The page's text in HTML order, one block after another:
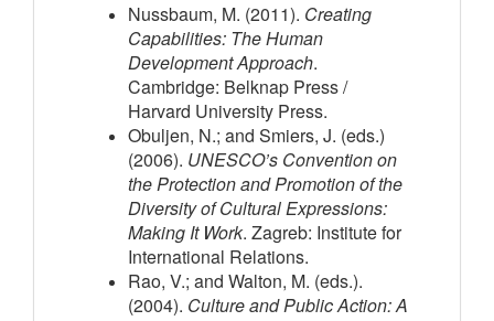
Nussbaum, M. (2011). Creating
Capabilities: The Human
Development Approach.
Cambridge: Belknap Press /
Harvard University Press.
Obuljen, N.; and Smiers, J. (eds.)
(2006). UNESCO’s Convention on
the Protection and Promotion of the
Diversity of Cultural Expressions:
Making It Work. Zagreb: Institute for
International Relations.
Rao, V.; and Walton, M. (eds.).
(2004). Culture and Public Action: A